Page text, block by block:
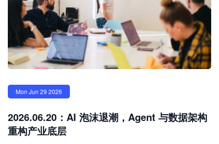
Mon Jun 29 2026
2026.06.20：AI 泡沫退潮，Agent 与数据架构
重构产业底层